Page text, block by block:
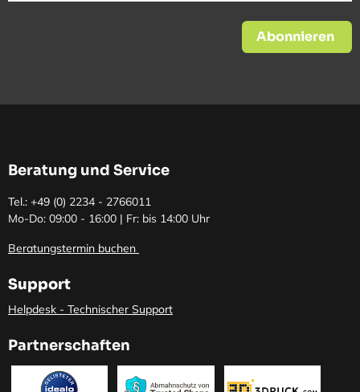
Abonnieren
Beratung und Service
Tel.: +49 (0) 2234 - 2766011
Mo-Do: 09:00 - 16:00 | Fr: bis 14:00 Uhr
Beratungstermin buchen
Support
Helpdesk - Technischer Support
Partnerschaften